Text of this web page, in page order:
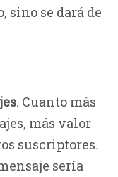
sino se dará de
. Cuanto más
más valor
suscriptores.
sería